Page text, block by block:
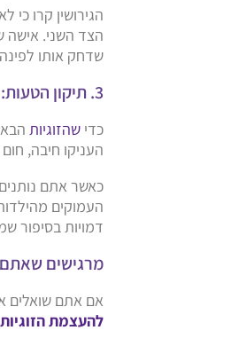
הגירושין קרו
הצד השני. אישה
שדחק אותו
3. תיקון הטעות: איך לייצר זוגיות נכונה בפרק ב'?
כדישהזוגיות
העניקו חיבה,
כאשר אתם
העמוקים
דמויות בסיפור
מרגישים שאתם
אם אתם שואלים
להעצמת הזוגיות